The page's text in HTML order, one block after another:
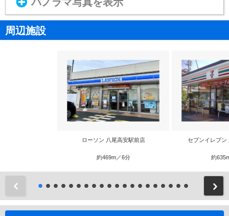
周辺施設
ローソン 八尾高安駅前店
約469m／6分
セブンイレブン
約